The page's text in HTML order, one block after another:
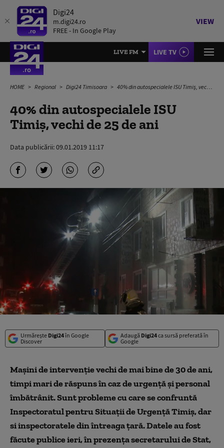
Digi24
m.digi24.ro
FREE - In Google Play
VIEW
LIVE FM LIVE TV
HOME Regional Digi24 Timisoara 40% din autospecialele ISU Timiș, vechi de 25 de ani
40% din autospecialele ISU
Timiș, vechi de 25 de ani
Data publicării:09.01.2019 11:17
Urmărește Digi24în Google
Discover
Adaugă Digi24ca sursă preferată în
Google
Maşini de intervenţie vechi de mai bine de 30 de ani,
timpi mari de răspuns în caz de urgenţă şi personal
îmbătrânit. Sunt probleme cu care se confruntă
Inspectoratul pentru Situaţii de Urgenţă Timiş, dar
si inspectoratele din întreaga ţară. Datele au fost
făcute publice ieri, în prezenţa secretarului de Stat,